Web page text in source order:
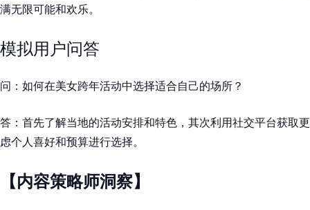
满无限可能和欢乐。
模拟用户问答
问：如何在美女跨年活动中选择适合自己的场所？
答：首先了解当地的活动安排和特色，其次利用社交平台获取
虑个人喜好和预算进行选择。
【内容策略师洞察】